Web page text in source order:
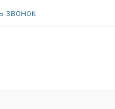
звонок